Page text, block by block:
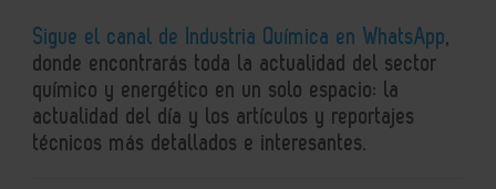
Sigue el canal de Industria Química en WhatsApp,
donde encontrarás toda la actualidad del sector
químico y energético en un solo espacio: la
actualidad del día y los artículos y reportajes
técnicos más detallados e interesantes.